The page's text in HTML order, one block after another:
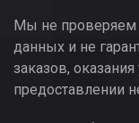
Мы не проверяем
данных и не
заказов,
предоставлении